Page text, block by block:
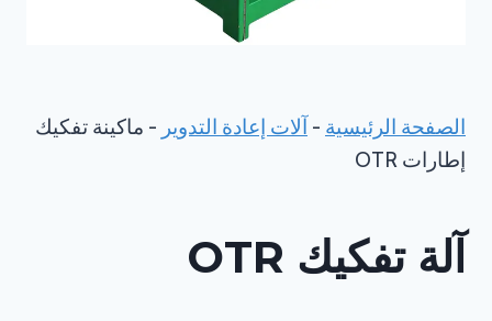
الصفحة الرئيسية - آلات إعادة التدوير - ماكينة تفكيك
إطارات OTR
آلة تفكيك OTR